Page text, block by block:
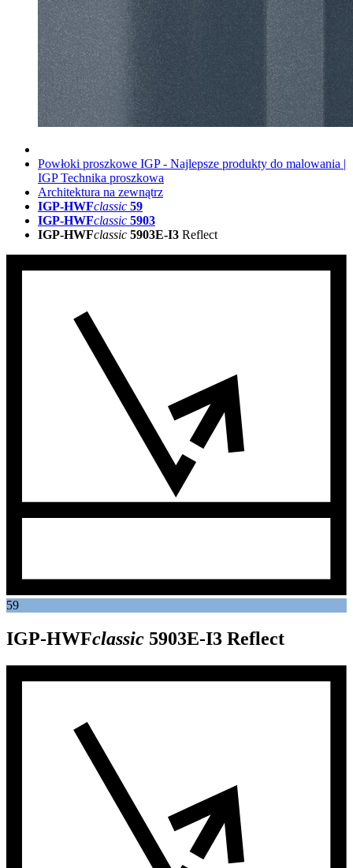
Powłoki proszkowe IGP - Najlepsze produkty do malowania |
IGP Technika proszkowa
Architektura na zewnątrz
IGP-HWFclassic 59
IGP-HWFclassic 5903
IGP-HWFclassic 5903E-I3 Reflect
59
IGP-HWFclassic 5903E-I3 Reflect